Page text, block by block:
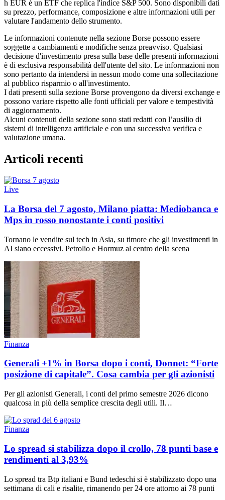
h EUR è un ETF che replica l'indice S&P 500. Sono disponibili dati
su prezzo, performance, composizione e altre informazioni utili per
valutare l'andamento dello strumento.
Le informazioni contenute nella sezione Borse possono essere
soggette a cambiamenti e modifiche senza preavviso. Qualsiasi
decisione d'investimento presa sulla base delle presenti informazioni
è di esclusiva responsabilità dell'utente del sito. Le informazioni non
sono pertanto da intendersi in nessun modo come una sollecitazione
al pubblico risparmio o all'investimento.
I dati presenti sulla sezione Borse provengono da diversi exchange e
possono variare rispetto alle fonti ufficiali per valore e tempestività
di aggiornamento.
Alcuni contenuti della sezione sono stati redatti con l’ausilio di
sistemi di intelligenza artificiale e con una successiva verifica e
valutazione umana.
Articoli recenti
Live
La Borsa del 7 agosto, Milano piatta: Mediobanca e
Mps in rosso nonostante i conti positivi
Tornano le vendite sul tech in Asia, su timore che gli investimenti in
AI siano eccessivi. Petrolio e Hormuz al centro della scena
Finanza
Generali +1% in Borsa dopo i conti, Donnet: “Forte
posizione di capitale”. Cosa cambia per gli azionisti
Per gli azionisti Generali, i conti del primo semestre 2026 dicono
qualcosa in più della semplice crescita degli utili. Il…
Finanza
Lo spread si stabilizza dopo il crollo, 78 punti base e
rendimenti al 3,93%
Lo spread tra Btp italiani e Bund tedeschi si è stabilizzato dopo una
settimana di cali e risalite, rimanendo per 24 ore attorno ai 78 punti